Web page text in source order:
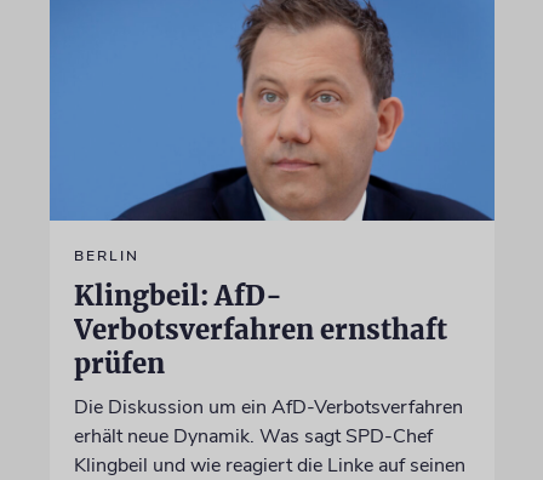
BERLIN
Klingbeil: AfD-
Verbotsverfahren ernsthaft
prüfen
Die Diskussion um ein AfD-Verbotsverfahren
erhält neue Dynamik. Was sagt SPD-Chef
Klingbeil und wie reagiert die Linke auf seinen